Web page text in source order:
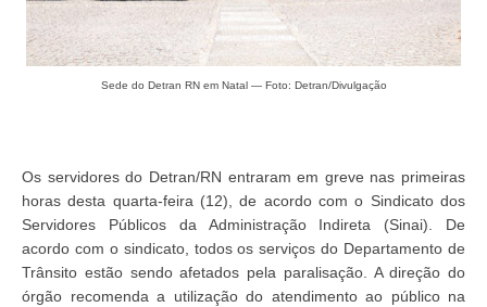
Sede do Detran RN em Natal — Foto: Detran/Divulgação
Os servidores do Detran/RN entraram em greve nas primeiras
horas desta quarta-feira (12), de acordo com o Sindicato dos
Servidores Públicos da Administração Indireta (Sinai). De
acordo com o sindicato, todos os serviços do Departamento de
Trânsito estão sendo afetados pela paralisação. A direção do
órgão recomenda a utilização do atendimento ao público na